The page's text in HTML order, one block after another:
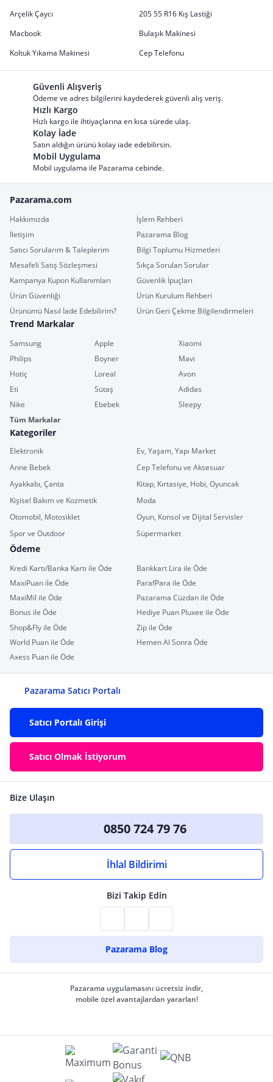
Arçelik Çaycı
205 55 R16 Kış Lastiği
Macbook
Bulaşık Makinesi
Koltuk Yıkama Makinesi
Cep Telefonu
Güvenli Alışveriş
Ödeme ve adres bilgilerini kaydederek güvenli alış veriş.
Hızlı Kargo
Hızlı kargo ile ihtiyaçlarına en kısa sürede ulaş.
Kolay İade
Satın aldığın ürünü kolay iade edebilirsin.
Mobil Uygulama
Mobil uygulama ile Pazarama cebinde.
Pazarama.com
Hakkımızda
İşlem Rehberi
İletişim
Pazarama Blog
Satıcı Sorularım & Taleplerim
Bilgi Toplumu Hizmetleri
Mesafeli Satış Sözleşmesi
Sıkça Sorulan Sorular
Kampanya Kupon Kullanımları
Güvenlik İpuçları
Ürün Güvenliği
Ürün Kurulum Rehberi
Ürünümü Nasıl İade Edebilirim?
Ürün Geri Çekme Bilgilendirmeleri
Trend Markalar
Samsung Apple
Xiaomi
Philips
Boyner
Mavi
Hotiç
Loreal
Avon
Eti
Sütaş
Adidas
Nike
Ebebek
Sleepy
Tüm Markalar
Kategoriler
Elektronik
Ev, Yaşam, Yapı Market
Anne Bebek
Cep Telefonu ve Aksesuar
Ayakkabı, Çanta
Kitap, Kırtasiye, Hobi, Oyuncak
Kişisel Bakım ve Kozmetik
Moda
Otomobil, Motosiklet
Oyun, Konsol ve Dijital Servisler
Spor ve Outdoor
Süpermarket
Ödeme
Kredi Kartı/Banka Kartı ile Öde
Bankkart Lira ile Öde
MaxiPuan ile Öde
ParafPara ile Öde
MaxiMil ile Öde
Pazarama Cüzdan ile Öde
Bonus ile Öde
Hediye Puan Pluxee ile Öde
Shop&Fly ile Öde
Zip ile Öde
World Puan ile Öde
Hemen Al Sonra Öde
Axess Puan ile Öde
Pazarama Satıcı Portalı
Satıcı Portalı Girişi
Satıcı Olmak İstiyorum
Bize Ulaşın
0850 724 79 76
İhlal Bildirimi
Bizi Takip Edin
Pazarama Blog
Pazarama uygulamasını ücretsiz indir,
mobile özel avantajlardan yararlan!